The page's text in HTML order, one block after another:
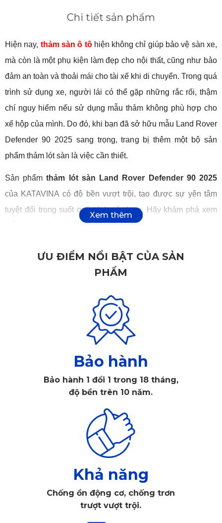
Chi tiết sản phẩm
Hiện nay, thảm sàn ô tô hiện không chỉ giúp bảo vệ sàn xe,
mà còn là một phụ kiện làm đẹp cho nội thất, cũng như bảo
đảm an toàn và thoải mái cho tài xế khi di chuyển. Trong quá
trình sử dụng xe, người lái có thể gặp những rắc rối, thậm
chí nguy hiểm nếu sử dụng mẫu thảm không phù hợp cho
xế hộp của mình. Do đó, khi bạn đã sở hữu mẫu Land Rover
Defender 90 2025 sang trọng, trang bị thêm một bộ sản
phẩm thảm lót sàn là việc cần thiết.
Sản phẩm thảm lót sàn Land Rover Defender 90 2025
của KATAVINA có độ bền vượt trội, tạo được sự yên tâm
tuyệt đối trong suốt quá trình sử dụng. Hãy khám phá xem
mẫu thảm này có gì đặc biệt mà khiến người dùng thích thú
Land Rover Defender 90 2025 - phong cách Offroad mạnh
1. Không nên mua thảm lót sàn Land
Rover Defender 90 2025 khi thấy các dấu
Sự xuất hiện tràn lan của hàng loạt mẫu
ƯU ĐIỂM NỔI BẬT CỦA SẢN
PHẨM
Bảo hành
Bảo hành 1 đổi 1 trong 18 tháng,
độ bền trên 10 năm.
Khả năng
Chống ồn động cơ, chống trơn
trượt vượt trội.